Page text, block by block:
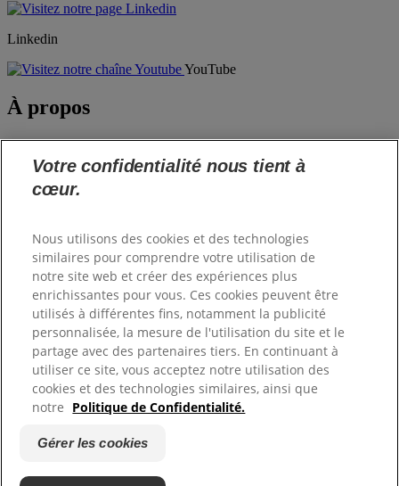
Linkedin
YouTube
À propos
Notre société
Hill's Pet
Postes vacants
Commander
Shop Hill's
Support
Nous contacter
FAQ
Gérer Votre Profil
100% satisfait garantie
Copyright ©Hill’s. All rights reserved.
Votre confidentialité nous tient à
cœur.
Nous utilisons des cookies et des technologies
similaires pour comprendre votre utilisation de
notre site web et créer des expériences plus
enrichissantes pour vous. Ces cookies peuvent être
utilisés à différentes fins, notamment la publicité
personnalisée, la mesure de l'utilisation du site et le
partage avec des partenaires tiers. En continuant à
utiliser ce site, vous acceptez notre utilisation des
cookies et des technologies similaires, ainsi que
notre Politique de Confidentialité.
Gérer les cookies